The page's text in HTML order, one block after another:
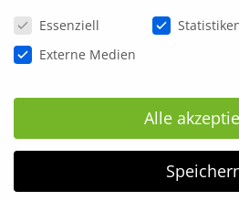
Datenschutzeinstellungen
Essenziell
Externe Medien
Alle